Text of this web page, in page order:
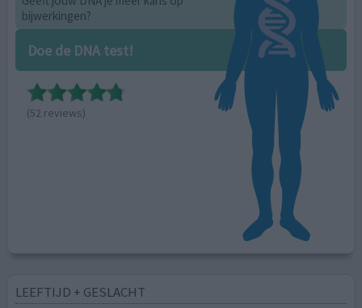
bijwerkingen?
Doe de DNA test!
(52 reviews)
LEEFTIJD + GESLACHT